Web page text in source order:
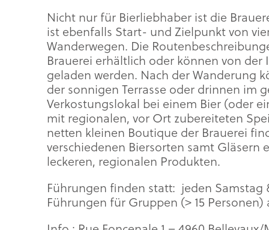
Nicht nur für Bierliebhaber ist die
ist ebenfalls Start- und Zielpunkt von
Wanderwegen. Die
Brauerei erhältlich oder können von
geladen werden. Nach der Wanderung
der sonnigen Terrasse oder drinnen im
Verkostungslokal bei einem Bier (oder
mit regionalen, vor Ort zubereiteten
netten kleinen Boutique der Brauerei
verschiedenen Biersorten samt Gläsern
leckeren, regionalen Produkten.
Führungen finden statt: jeden Samstag
Führungen für Gruppen (> 15